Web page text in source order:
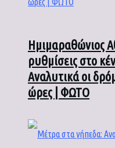
Ημιμαραθώνιος
ρυθμίσεις στο
Αναλυτικά οι
ώρες | ΦΩΤΟ